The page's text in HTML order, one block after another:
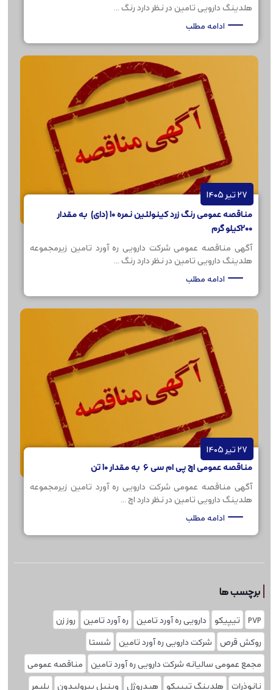
هلدینگ دارویی تامین در نظر دارد رنگ ...
ادامه مطلب
27 تیر 1405
مناقصه عمومی رنگ زرد کینولئین نمره 10 (دای) به مقدار
200کیلو گرم
آگهی مناقصه عمومی شرکت دارویی ره آورد تامین زیرمجموعه
هلدینگ دارویی تامین در نظر دارد رنگ ...
ادامه مطلب
27 تیر 1405
مناقصه عمومی اچ پی ام سی 6 به مقدار 10 تن
آگهی مناقصه عمومی شرکت دارویی ره آورد تامین زیرمجموعه
هلدینگ دارویی تامین در نظر دارد اچ ...
ادامه مطلب
برچسب ها
PVP تیپیکو دارویی ره آورد تامین ره آورد تامین
روز زن
روکش قرص
شرکت دارویی ره آورد تامین
شستا
مجمع عمومی سالیانه شرکت دارویی ره آورد تامین
مناقصه عمومی
نانوذرات
هلدینگ تیپیکو هیدروژل وینیل پیرولیدون
پلیمر